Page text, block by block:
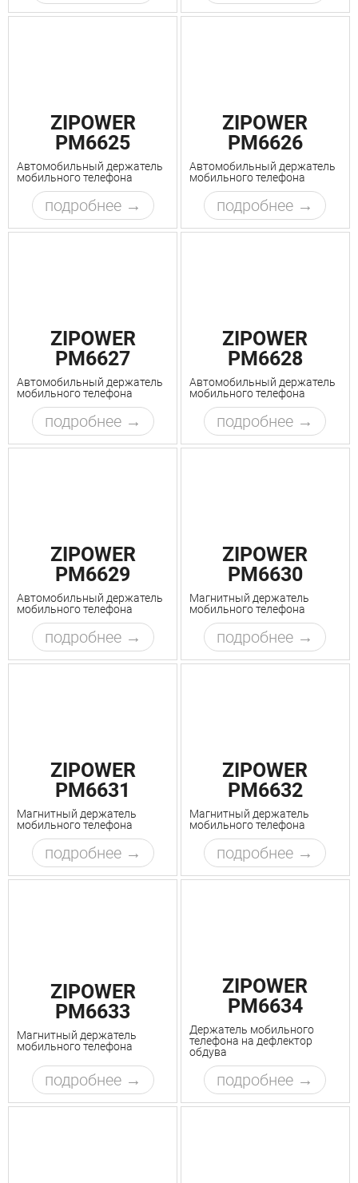
ZIPOWER
PM6625
Автомобильный держатель
мобильного телефона
подробнее
ZIPOWER
PM6626
Автомобильный держатель
мобильного телефона
подробнее
ZIPOWER
PM6627
Автомобильный держатель
мобильного телефона
подробнее
ZIPOWER
PM6628
Автомобильный держатель
мобильного телефона
подробнее
ZIPOWER
PM6629
Автомобильный держатель
мобильного телефона
подробнее
ZIPOWER
PM6630
Магнитный держатель
мобильного телефона
подробнее
ZIPOWER
PM6631
Магнитный держатель
мобильного телефона
подробнее
ZIPOWER
PM6632
Магнитный держатель
мобильного телефона
подробнее
ZIPOWER
PM6633
Магнитный держатель
мобильного телефона
подробнее
ZIPOWER
PM6634
Держатель мобильного
телефона на дефлектор
обдува
подробнее